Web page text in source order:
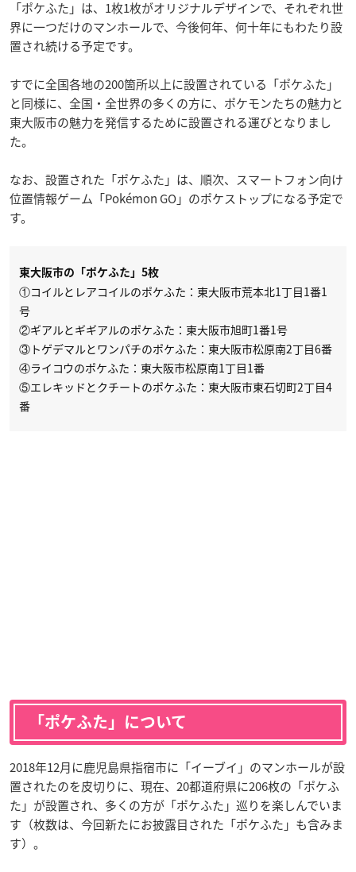
「ポケふた」は、1枚1枚がオリジナルデザインで、それぞれ世
界に一つだけのマンホールで、今後何年、何十年にもわたり設
置され続ける予定です。
すでに全国各地の200箇所以上に設置されている「ポケふた」
と同様に、全国・全世界の多くの方に、ポケモンたちの魅力と
東大阪市の魅力を発信するために設置される運びとなりまし
た。
なお、設置された「ポケふた」は、順次、スマートフォン向け
位置情報ゲーム「Pokémon GO」のポケストップになる予定で
す。
東大阪市の「ポケふた」5枚
①コイルとレアコイルのポケふた：東大阪市荒本北1丁目1番1
号
②ギアルとギギアルのポケふた：東大阪市旭町1番1号
③トゲデマルとワンパチのポケふた：東大阪市松原南2丁目6番
④ライコウのポケふた：東大阪市松原南1丁目1番
⑤エレキッドとクチートのポケふた：東大阪市東石切町2丁目4
番
「ポケふた」について
2018年12月に鹿児島県指宿市に「イーブイ」のマンホールが設
置されたのを皮切りに、現在、20都道府県に206枚の「ポケふ
た」が設置され、多くの方が「ポケふた」巡りを楽しんでいま
す（枚数は、今回新たにお披露目された「ポケふた」も含みま
す）。